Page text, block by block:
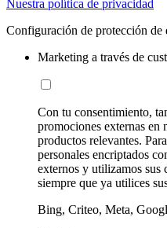
Nuestra política de privacidad
Configuración de protección de
Marketing a través de
Con tu consentimiento,
promociones externas en
productos relevantes.
personales encriptados
externos y utilizamos sus
siempre que ya utilices
Bing, Criteo, Meta,